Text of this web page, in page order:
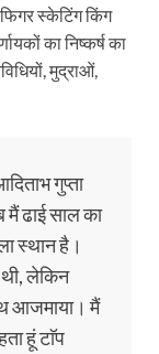
स्केटिंग किंग
का निष्कर्ष का
मुद्राओं,
गुप्ता
ढाई साल का
स्थान है।
लेकिन
आजमाया। मैं
हूं टाॅप